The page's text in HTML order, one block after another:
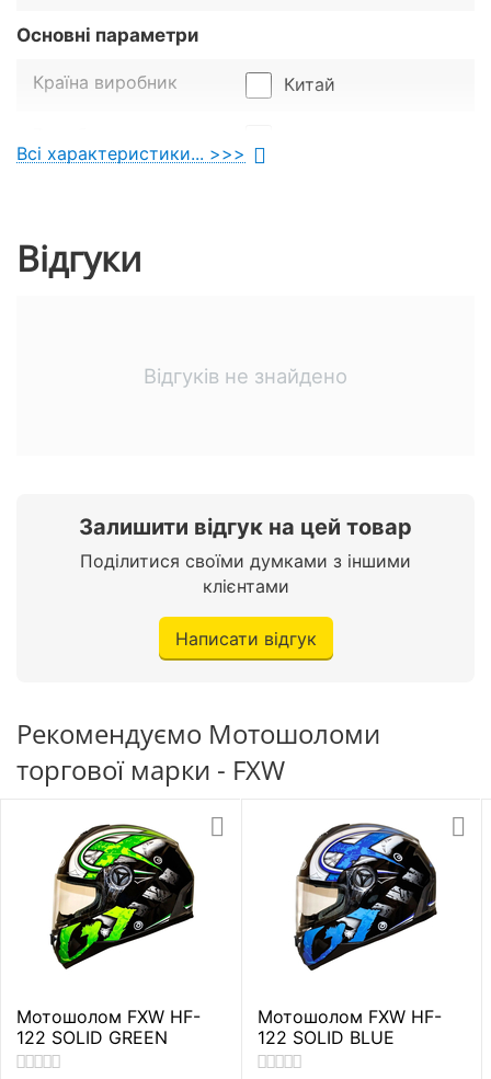
Основні параметри
Країна виробник Китай
Всі характеристики... >>>
Відгуки
Відгуків не знайдено
Залишити відгук на цей товар
Поділитися своїми думками з іншими
клієнтами
Написати відгук
Рекомендуємо Мотошоломи
торгової марки - FXW
Мотошолом FXW HF-
122 SOLID GREEN
Мотошолом FXW HF-
122 SOLID BLUE